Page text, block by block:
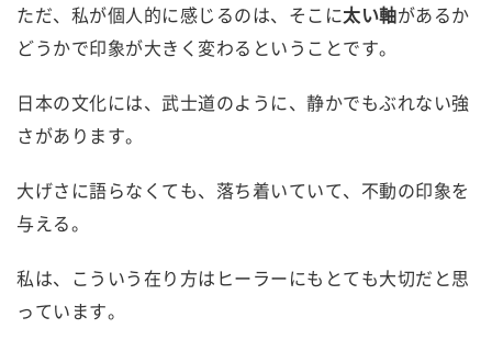
ただ、私が個人的に感じるのは、そこに太い軸があるか
どうかで印象が大きく変わるということです。
日本の文化には、武士道のように、静かでもぶれない強
さがあります。
大げさに語らなくても、落ち着いていて、不動の印象を
与える。
私は、こういう在り方はヒーラーにもとても大切だと思
っています。